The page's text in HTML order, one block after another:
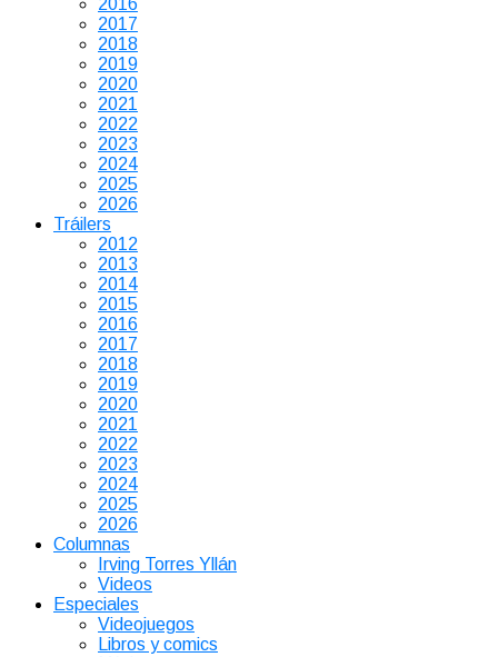
2017
2018
2019
2020
2021
2022
2023
2024
2025
2026
Tráilers
2012
2013
2014
2015
2016
2017
2018
2019
2020
2021
2022
2023
2024
2025
2026
Columnas
Irving Torres Yllán
Videos
Especiales
Videojuegos
Libros y comics